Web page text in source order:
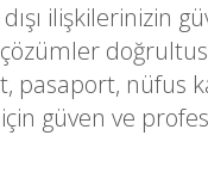
ilişkilerinizin
çözümler
pasaport, nüfus
için güven ve